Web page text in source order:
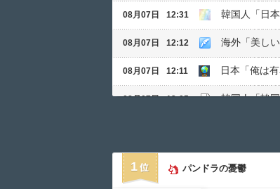
08月07日 12:31 韓国人「日
08月07日 12:12 海外「美し
08月07日 12:11 日本「俺は
08月07日 12:05
08月07日 12:00
08月07日 日本のお盆
1 パンドラの憂鬱